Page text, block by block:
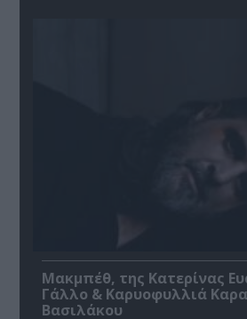
Μακμπέθ, της Κατερίνας
Γάλλο & Καρυοφυλλιά
Βασιλάκου